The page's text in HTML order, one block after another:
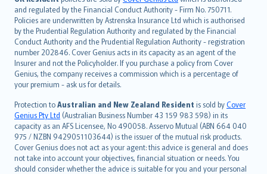
and regulated by the Financial Conduct Authority - Firm No. 750711.
Policies are underwritten by Astrenska Insurance Ltd which is authorised
by the Prudential Regulation Authority and regulated by the Financial
Conduct Authority and the Prudential Regulation Authority - registration
number 202846. Cover Genius acts in its capacity as an agent of the
Insurer and not the Policyholder. If you purchase a policy from Cover
Genius, the company receives a commission which is a percentage of
your premium - ask us for details.
Protection toAustralian and New Zealand Resident is sold byCover
Genius Pty Ltd (Australian Business Number 43 159 983 598) in its
capacity as an AFS Licensee, No 490058. Asservo Mutual (ABN 664 040
975 / NZBN 9429051103644) is the issuer of the mutual risk products.
Cover Genius does not act as your agent: this advice is general and does
not take into account your objectives, financial situation or needs. You
should consider whether the advice is suitable for you and your personal
한국어
dansk
norsk
suomi
العربيّة
Türkçe
česky
Русский
ภาษาไทย
български
català